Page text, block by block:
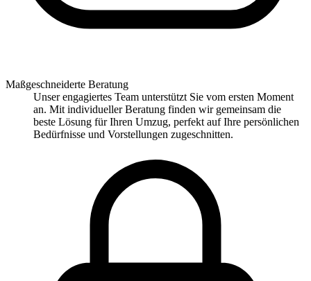
Maßgeschneiderte Beratung
Unser engagiertes Team unterstützt Sie vom ersten Moment
an. Mit individueller Beratung finden wir gemeinsam die
beste Lösung für Ihren Umzug, perfekt auf Ihre persönlichen
Bedürfnisse und Vorstellungen zugeschnitten.